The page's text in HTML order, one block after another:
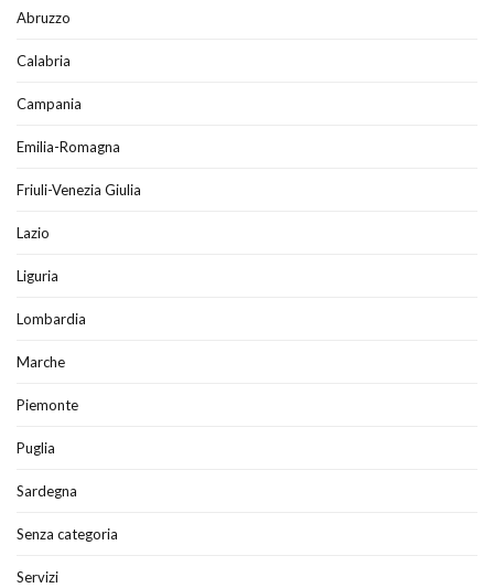
Abruzzo
Calabria
Campania
Emilia-Romagna
Friuli-Venezia Giulia
Lazio
Liguria
Lombardia
Marche
Piemonte
Puglia
Sardegna
Senza categoria
Servizi